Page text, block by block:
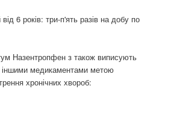
6 років: три-п'ять разів на добу по
Назентропфен з також виписують
іншими медикаментами метою
хронічних хвороб: